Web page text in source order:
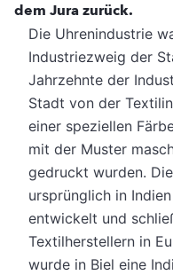
dem Jura zurück.
Die Uhrenindustrie
Industriezweig der
Jahrzehnte der
Stadt von der
einer speziellen
mit der Muster
gedruckt wurden.
ursprünglich in
entwickelt und
Textilherstellern in
wurde in Biel eine